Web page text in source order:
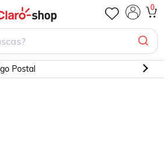
0
Postal
Categorías
PorMarcas
Descuento